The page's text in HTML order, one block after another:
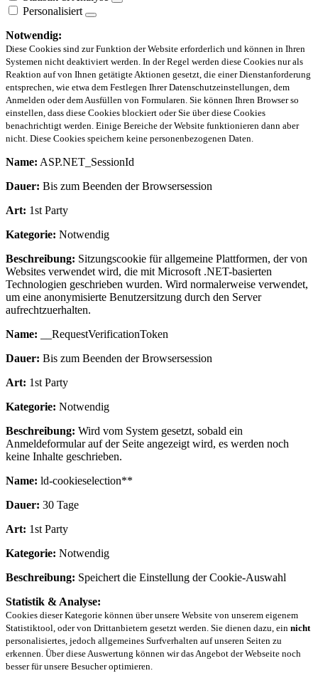
Personalisiert
Notwendig:
Diese Cookies sind zur Funktion der Website erforderlich und können in Ihren
Systemen nicht deaktiviert werden. In der Regel werden diese Cookies nur als
Reaktion auf von Ihnen getätigte Aktionen gesetzt, die einer Dienstanforderung
entsprechen, wie etwa dem Festlegen Ihrer Datenschutzeinstellungen, dem
Anmelden oder dem Ausfüllen von Formularen. Sie können Ihren Browser so
einstellen, dass diese Cookies blockiert oder Sie über diese Cookies
benachrichtigt werden. Einige Bereiche der Website funktionieren dann aber
nicht. Diese Cookies speichern keine personenbezogenen Daten.
Name: ASP.NET_SessionId
Dauer: Bis zum Beenden der Browsersession
Art: 1st Party
Kategorie: Notwendig
Beschreibung: Sitzungscookie für allgemeine Plattformen, der von
Websites verwendet wird, die mit Microsoft .NET-basierten
Technologien geschrieben wurden. Wird normalerweise verwendet,
um eine anonymisierte Benutzersitzung durch den Server
aufrechtzuerhalten.
Name: __RequestVerificationToken
Dauer: Bis zum Beenden der Browsersession
Art: 1st Party
Kategorie: Notwendig
Beschreibung: Wird vom System gesetzt, sobald ein
Anmeldeformular auf der Seite angezeigt wird, es werden noch
keine Inhalte geschrieben.
Name: ld-cookieselection**
Dauer: 30 Tage
Art: 1st Party
Kategorie: Notwendig
Beschreibung: Speichert die Einstellung der Cookie-Auswahl
Statistik & Analyse:
Cookies dieser Kategorie können über unsere Website von unserem eigenem
Statistiktool, oder von Drittanbietern gesetzt werden. Sie dienen dazu, ein nicht
personalisiertes, jedoch allgemeines Surfverhalten auf unseren Seiten zu
erkennen. Über diese Auswertung können wir das Angebot der Webseite noch
besser für unsere Besucher optimieren.